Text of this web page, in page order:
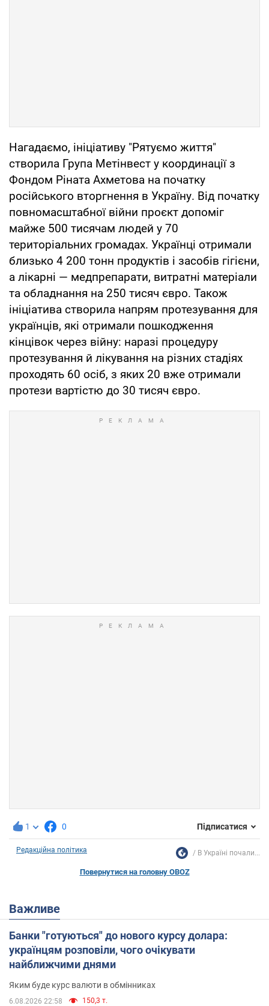
Нагадаємо, ініціативу "Рятуємо життя"
створила Група Метінвест у координації з
Фондом Ріната Ахметова на початку
російського вторгнення в Україну. Від початку
повномасштабної війни проєкт допоміг
майже 500 тисячам людей у 70
територіальних громадах. Українці отримали
близько 4 200 тонн продуктів і засобів гігієни,
а лікарні — медпрепарати, витратні матеріали
та обладнання на 250 тисяч євро. Також
ініціатива створила напрям протезування для
українців, які отримали пошкодження
кінцівок через війну: наразі процедуру
протезування й лікування на різних стадіях
проходять 60 осіб, з яких 20 вже отримали
протези вартістю до 30 тисяч євро.
1 0 Підписатися
Редакційна політика В Україні почали...
Повернутися на головну OBOZ
Важливе
Банки "готуються" до нового курсу долара:
українцям розповіли, чого очікувати
найближчими днями
Яким буде курс валюти в обмінниках
6.08.2026 22:58 150,3 т.